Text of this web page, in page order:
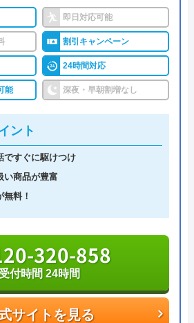
も丁寧で好感が持てました。
います。
クチコミを見る
ば8,800円～と明朗会計。問い合
ですべて無料でできるので、ま
みることをおすすめします。
ルに対応している水の生活救急
る水まわりトラブル解決のスペ
してはこれまでの施工対応実績
富な実績数があり、また最短5分
れて最短30分でスピード駆け付
です。
ーに関しても幅広いため、水ま
た際には頼りになる業者でしょ
即日対応可能
割引キャンペーン
24時間対応
能 深夜・早朝割増なし
ント
ですぐに駆けつけ
い商品が豊富
料！
サイトを見る
320-858
受付時間 24時間